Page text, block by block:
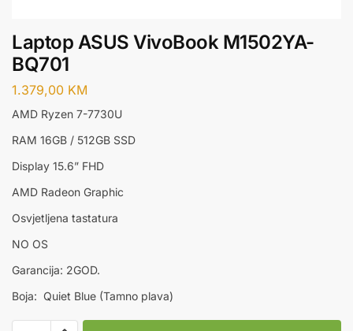
Laptop ASUS VivoBook M1502YA-
BQ701
1.379,00 KM
AMD Ryzen 7-7730U
RAM 16GB / 512GB SSD
Display 15.6” FHD
AMD Radeon Graphic
Osvjetljena tastatura
NO OS
Garancija: 2GOD.
Boja: Quiet Blue (Tamno plava)